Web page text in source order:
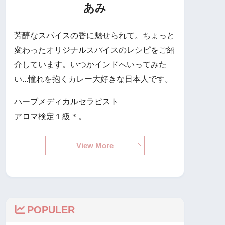
あみ
芳醇なスパイスの香に魅せられて。ちょっと
変わったオリジナルスパイスのレシピをご紹
介しています。いつかインドへいってみた
い...憧れを抱くカレー大好きな日本人です。
ハーブメディカルセラピスト
アロマ検定１級＊。
View More
POPULER